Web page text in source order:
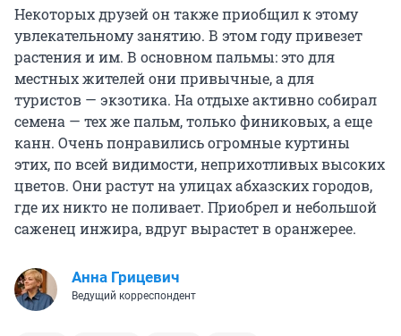
Некоторых друзей он также приобщил к этому
увлекательному занятию. В этом году привезет
растения и им. В основном пальмы: это для
местных жителей они привычные, а для
туристов — экзотика. На отдыхе активно собирал
семена — тех же пальм, только финиковых, а еще
канн. Очень понравились огромные куртины
этих, по всей видимости, неприхотливых высоких
цветов. Они растут на улицах абхазских городов,
где их никто не поливает. Приобрел и небольшой
саженец инжира, вдруг вырастет в оранжерее.
Анна Грицевич
Ведущий корреспондент